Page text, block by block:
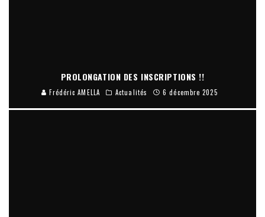
PROLONGATION DES INSCRIPTIONS !!
Frédéric AMELLA Actualités 6 décembre 2025